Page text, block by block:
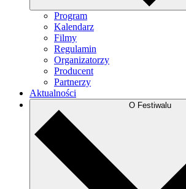
Program
Kalendarz
Filmy
Regulamin
Organizatorzy
Producent
Partnerzy
Aktualności
O Festiwalu